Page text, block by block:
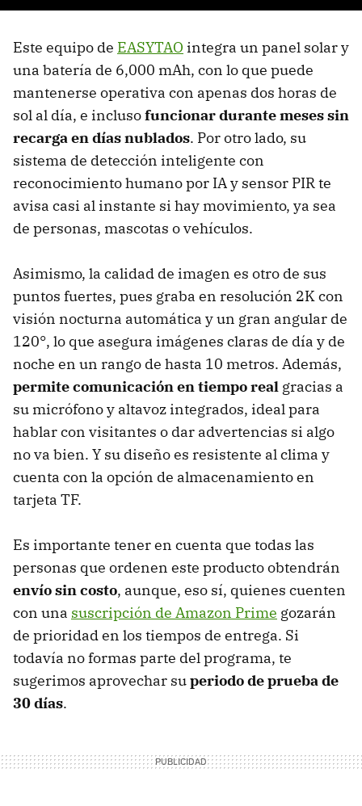
Este equipo de EASYTAO integra un panel solar y
una batería de 6,000 mAh, con lo que puede
mantenerse operativa con apenas dos horas de
sol al día, e inclusofuncionar durante meses sin
recarga en días nublados. Por otro lado, su
sistema de detección inteligente con
reconocimiento humano por IA y sensor PIR te
avisa casi al instante si hay movimiento, ya sea
de personas, mascotas o vehículos.
Asimismo, la calidad de imagen es otro de sus
puntos fuertes, pues graba en resolución 2K con
visión nocturna automática y un gran angular de
120°, lo que asegura imágenes claras de día y de
noche en un rango de hasta 10 metros. Además,
permite comunicación en tiempo real gracias a
su micrófono y altavoz integrados, ideal para
hablar con visitantes o dar advertencias si algo
no va bien. Y su diseño es resistente al clima y
cuenta con la opción de almacenamiento en
tarjeta TF.
Es importante tener en cuenta que todas las
personas que ordenen este producto obtendrán
envío sin costo, aunque, eso sí, quienes cuenten
con una suscripción de Amazon Prime gozarán
de prioridad en los tiempos de entrega. Si
todavía no formas parte del programa, te
sugerimos aprovechar superiodo de prueba de
30 días.